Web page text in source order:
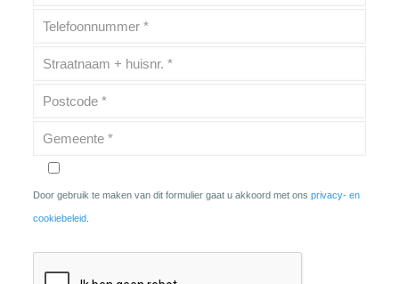
Door gebruik te maken van dit formulier gaat u akkoord met ons privacy- en
cookiebeleid.